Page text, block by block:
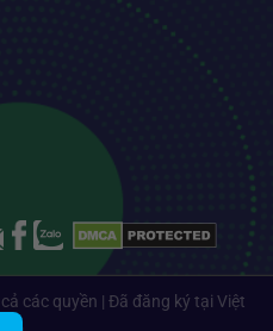
các quyền | Đã đăng ký tại Việt